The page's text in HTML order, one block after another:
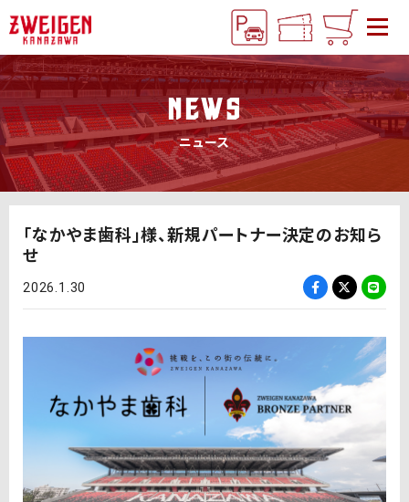
NEWS
ニュース
「なかやま歯科」様、新規パートナー決定のお知ら
せ
2026.1.30